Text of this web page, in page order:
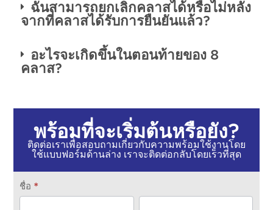
ฉันสามารถยกเลิกคลาสได้หรือไม่หลัง
จากที่คลาสได้รับการยืนยันแล้ว?
อะไรจะเกิดขึ้นในตอนท้ายของ 8
คลาส?
พร้อมที่จะเริ่มต้นหรือยัง?
ติดต่อเราเพื่อสอบถามเกี่ยวกับความพร้อมใช้งานโดย
ใช้แบบฟอร์มด้านล่าง เราจะติดต่อกลับโดยเร็วที่สุด
ติดต่อ
เรา
ชื่อ *